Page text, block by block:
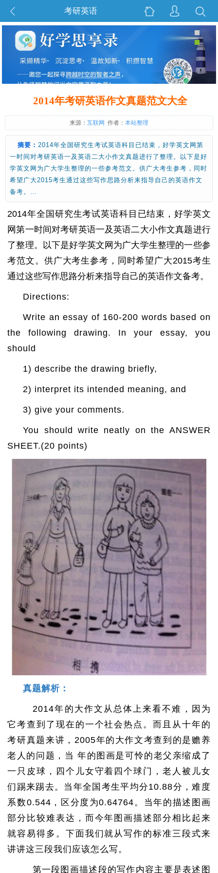
考研英语
2014年考研英语作文真题范文大全
来源： 互联网 作者： 本站整理
摘要： 2014年全国研究生考试英语科目已结束，好学英文网第
一时间对考研英语一及英语二大小作文真题进行了整理。以下是好
学英文网为广大学生整理的一些参考范文。供广大考生参考，同时
希望广大2015考生通过这些写作思路分析来指导自己的英语作文
备考。…
2014年全国研究生考试英语科目已结束，好学英文
网第一时间对考研英语一及英语二大小作文真题进行
了整理。以下是好学英文网为广大学生整理的一些参
考范文。供广大考生参考，同时希望广大2015考生
通过这些写作思路分析来指导自己的英语作文备考。
Directions:
Write an essay of 160-200 words based on
the following drawing. In your essay, you
should
1) describe the drawing briefly,
2) interpret its intended meaning, and
3) give your comments.
You should write neatly on the ANSWER
SHEET.(20 points)
真题解析：
2014年的大作文从总体上来看不难，因为
它考查到了现在的一个社会热点。而且从十年的
考研真题来讲，2005年的大作文考查到的是赡养
老人的问题，当 年的图画是可怜的老父亲缩成了
一只皮球，四个儿女守着四个球门，老人被儿女
们踢来踢去。当年全国考生平均分10.88分，难度
系数0.544，区分度为0.64764。当年的描述图画
部分比较难表达，而今年图画描述部分相比起来
就容易得多。下面我们就从写作的标准三段式来
讲讲这三段我们应该怎么写。
第一段图画描述段的写作内容主要是表述图